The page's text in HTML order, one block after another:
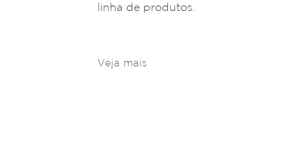
linha de produtos.
Veja mais